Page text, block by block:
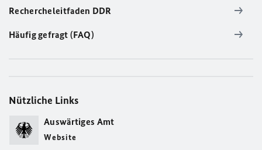
Rechercheleitfaden DDR
Häufig gefragt (FAQ)
Nützliche Links
Auswärtiges Amt
Website